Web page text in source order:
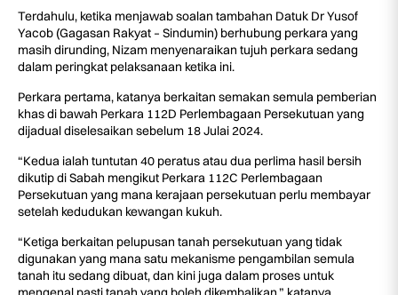
Terdahulu, ketika menjawab soalan tambahan Datuk Dr Yusof
Yacob (Gagasan Rakyat – Sindumin) berhubung perkara yang
masih dirunding, Nizam menyenaraikan tujuh perkara sedang
dalam peringkat pelaksanaan ketika ini.
Perkara pertama, katanya berkaitan semakan semula pemberian
khas di bawah Perkara 112D Perlembagaan Persekutuan yang
dijadual diselesaikan sebelum 18 Julai 2024.
“Kedua ialah tuntutan 40 peratus atau dua perlima hasil bersih
dikutip di Sabah mengikut Perkara 112C Perlembagaan
Persekutuan yang mana kerajaan persekutuan perlu membayar
setelah kedudukan kewangan kukuh.
“Ketiga berkaitan pelupusan tanah persekutuan yang tidak
digunakan yang mana satu mekanisme pengambilan semula
tanah itu sedang dibuat, dan kini juga dalam proses untuk